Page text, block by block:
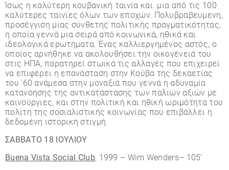
Ίσως η καλύτερη κουβανική ταινία και μια από τις 100
καλύτερες ταινίες όλων των εποχών. Πολυβραβευμενη,
προσέγγιση μιας σύνθετης πολιτικής πραγματικότητας,
η οποία γεννά μια σειρά από κοινωνικά, ηθικά και
ιδεολογικά ερωτήματα. Ένας καλλιεργημένος αστός, ο
οποίος αρνήθηκε να ακολουθήσει την οικογένειά του
στις ΗΠΑ, παρατηρεί στωικά τις αλλαγές που επιχειρεί
να επιφέρει η επανάσταση στην Κούβα της δεκαετίας
του ’60 ανάμεσα στην μοναξιά που γεννά η αδυναμία
κατανόησης της αντικατάστασης των παλιών αξιών με
καινούργιες, και στην πολιτική και ηθική ωριμότητα του
πολίτη της σοσιαλιστικής κοινωνίας που επιβάλλει η
δεδομένη ιστορική στιγμή.
ΣΑΒΒΑΤΟ 18 ΙΟΥΛΙΟΥ
Buena Vista Social Club, 1999 – Wim Wenders– 105’